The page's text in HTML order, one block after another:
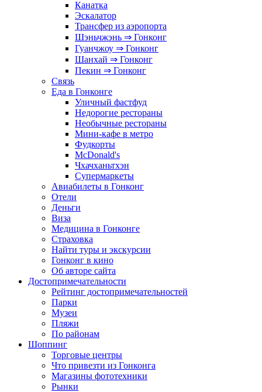
Канатка
Эскалатор
Трансфер из аэропорта
Шэньчжэнь ⇒ Гонконг
Гуанчжоу ⇒ Гонконг
Шанхай ⇒ Гонконг
Пекин ⇒ Гонконг
Связь
Еда в Гонконге
Уличный фастфуд
Недорогие рестораны
Необычные рестораны
Мини-кафе в метро
Фудкорты
McDonald's
Чхачханьтхэн
Супермаркеты
Авиабилеты в Гонконг
Отели
Деньги
Виза
Медицина в Гонконге
Страховка
Найти туры и экскурсии
Гонконг в кино
Об авторе сайта
Достопримечательности
Рейтинг достопримечательностей
Парки
Музеи
Пляжи
По районам
Шоппинг
Торговые центры
Что привезти из Гонконга
Магазины фототехники
Рынки